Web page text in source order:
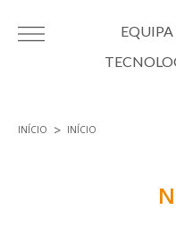
EQUIPA
INÍCIO INÍCIO